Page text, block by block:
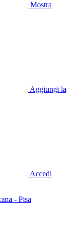
Mostra
Aggiungi la
Accedi
- Pisa